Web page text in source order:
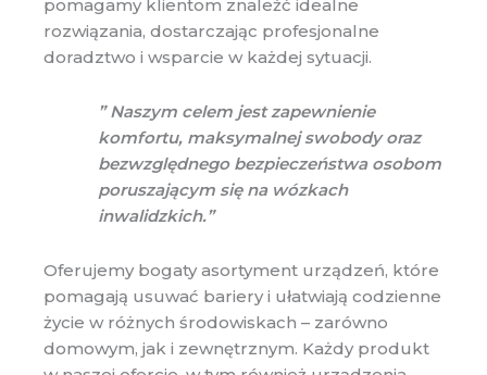
pomagamy klientom znaleźć idealne
rozwiązania, dostarczając profesjonalne
doradztwo i wsparcie w każdej sytuacji.
” Naszym celem jest zapewnienie
komfortu, maksymalnej swobody oraz
bezwzględnego bezpieczeństwa osobom
poruszającym się na wózkach
inwalidzkich.”
Oferujemy bogaty asortyment urządzeń, które
pomagają usuwać bariery i ułatwiają codzienne
życie w różnych środowiskach – zarówno
domowym, jak i zewnętrznym. Każdy produkt